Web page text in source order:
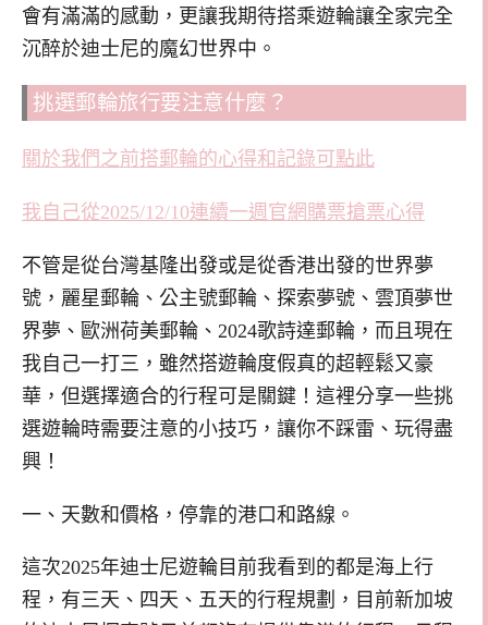
會有滿滿的感動，更讓我期待搭乘遊輪讓全家完全
沉醉於迪士尼的魔幻世界中。
挑選郵輪旅行要注意什麼？
關於我們之前搭郵輪的心得和記錄可點此
我自己從2025/12/10連續一週官網購票搶票心得
不管是從台灣基隆出發或是從香港出發的世界夢
號，麗星郵輪、公主號郵輪、探索夢號、雲頂夢世
界夢、歐洲荷美郵輪、2024歌詩達郵輪，而且現在
我自己一打三，雖然搭遊輪度假真的超輕鬆又豪
華，但選擇適合的行程可是關鍵！這裡分享一些挑
選遊輪時需要注意的小技巧，讓你不踩雷、玩得盡
興！
一、天數和價格，停靠的港口和路線。
這次2025年迪士尼遊輪目前我看到的都是海上行
程，有三天、四天、五天的行程規劃，目前新加坡